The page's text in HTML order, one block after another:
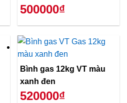
500000₫
Bình gas 12kg VT màu
xanh đen
520000₫